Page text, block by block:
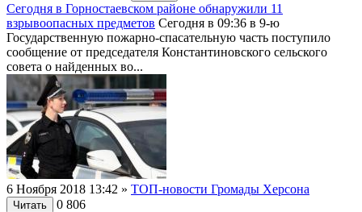
Сегодня в Горностаевском районе обнаружили 11
взрывоопасных предметов Сегодня в 09:36 в 9-ю
Государственную пожарно-спасательную часть поступило
сообщение от председателя Константиновского сельского
совета о найденных во...
6 Ноября 2018 13:42 » ТОП-новости Громады Херсона
Читать 0 806